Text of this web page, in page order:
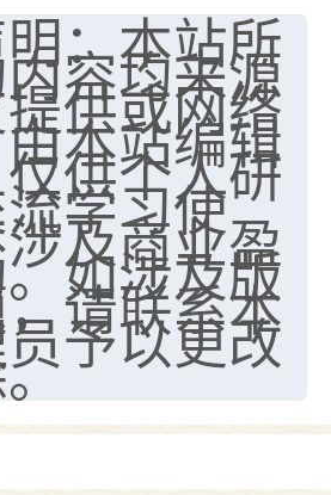
：本站所
容均来源
供或网络
本站编辑
供个人研
学习使
及商业盈
如涉及版
请联系本
予以更改